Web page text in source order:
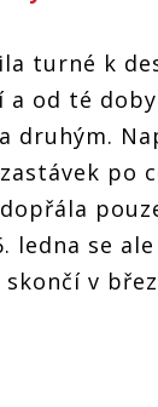
turné k
a od té
druhým.
po
ledna se
skončí v